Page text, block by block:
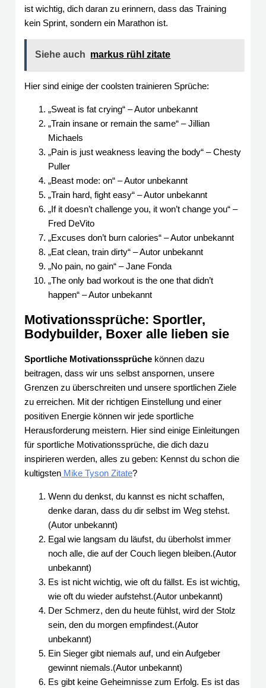
ist wichtig, dich daran zu erinnern, dass das Training
kein Sprint, sondern ein Marathon ist.
Siehe auch markus rühl zitate
Hier sind einige der coolsten trainieren Sprüche:
„Sweat is fat crying“ – Autor unbekannt
„Train insane or remain the same“ – Jillian
Michaels
„Pain is just weakness leaving the body“ – Chesty
Puller
„Beast mode: on“ – Autor unbekannt
„Train hard, fight easy“ – Autor unbekannt
„If it doesn’t challenge you, it won’t change you“ –
Fred DeVito
„Excuses don’t burn calories“ – Autor unbekannt
„Eat clean, train dirty“ – Autor unbekannt
„No pain, no gain“ – Jane Fonda
„The only bad workout is the one that didn’t
happen“ – Autor unbekannt
Motivationssprüche: Sportler,
Bodybuilder, Boxer alle lieben sie
Sportliche Motivationssprüchekönnen dazu
beitragen, dass wir uns selbst anspornen, unsere
Grenzen zu überschreiten und unsere sportlichen Ziele
zu erreichen. Mit der richtigen Einstellung und einer
positiven Energie können wir jede sportliche
Herausforderung meistern. Hier sind einige Einleitungen
für sportliche Motivationssprüche, die dich dazu
inspirieren werden, alles zu geben: Kennst du schon die
kultigstenMike Tyson Zitate?
Wenn du denkst, du kannst es nicht schaffen,
denke daran, dass du dir selbst im Weg stehst.
(Autor unbekannt)
Egal wie langsam du läufst, du überholst immer
noch alle, die auf der Couch liegen bleiben.(Autor
unbekannt)
Es ist nicht wichtig, wie oft du fällst. Es ist wichtig,
wie oft du wieder aufstehst.(Autor unbekannt)
Der Schmerz, den du heute fühlst, wird der Stolz
sein, den du morgen empfindest.(Autor
unbekannt)
Ein Sieger gibt niemals auf, und ein Aufgeber
gewinnt niemals.(Autor unbekannt)
Es gibt keine Geheimnisse zum Erfolg. Es ist das